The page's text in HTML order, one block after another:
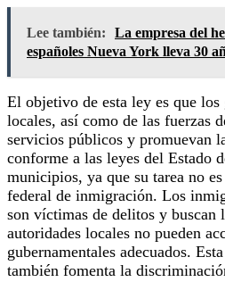
Lee también:
La empresa del
españoles Nueva York lleva 30
El objetivo de esta ley es que los
locales, así como de las fuerzas
servicios públicos y promuevan
conforme a las leyes del Estado
municipios, ya que su tarea no
federal de inmigración. Los
son víctimas de delitos y buscan
autoridades locales no pueden
gubernamentales adecuados.
también fomenta la